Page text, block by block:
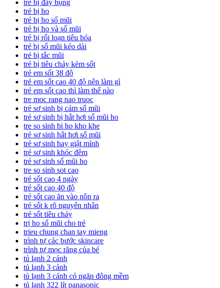
trẻ bị đầy bụng
trẻ bị ho
trẻ bị ho sổ mũi
trẻ bị ho và sổ mũi
trẻ bị rối loạn tiêu hóa
trẻ bị sổ mũi kéo dài
trẻ bị tắc mũi
trẻ bị tiêu chảy kèm sốt
trẻ em sốt 38 độ
trẻ em sốt cao 40 độ nên làm gì
trẻ em sốt cao thì làm thế nào
tre moc rang nao truoc
trẻ sơ sinh bị cảm sổ mũi
trẻ sơ sinh bị hắt hơi sổ mũi ho
tre so sinh bi ho kho khe
trẻ sơ sinh hắt hơi sổ mũi
trẻ sơ sinh hay giật mình
trẻ sơ sinh khóc đêm
trẻ sơ sinh sổ mũi ho
tre so sinh sot cao
trẻ sốt cao 4 ngày
trẻ sốt cao 40 độ
trẻ sốt cao ăn vào nôn ra
trẻ sốt k rõ nguyên nhân
trẻ sốt tiêu chảy
trị ho sổ mũi cho trẻ
trieu chung chan tay mieng
trình tự các bước skincare
trình tự mọc răng của bé
tủ lạnh 2 cánh
tủ lạnh 3 cánh
tủ lạnh 3 cánh có ngăn đông mềm
tủ lạnh 322 lít panasonic